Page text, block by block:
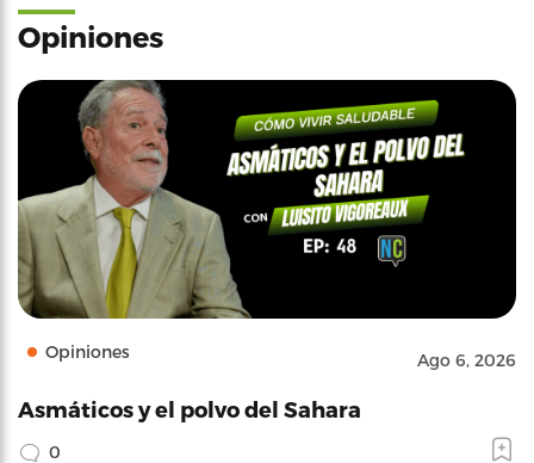
Opiniones
Opiniones Ago 6, 2026
Asmáticos y el polvo del Sahara
0